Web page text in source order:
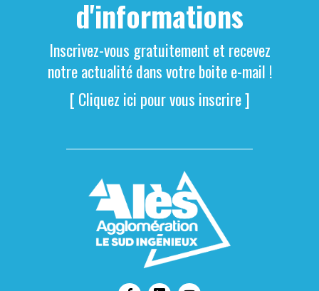
d'informations
Inscrivez-vous gratuitement et recevez
notre actualité dans votre boite e-mail !
[ Cliquez ici pour vous inscrire ]